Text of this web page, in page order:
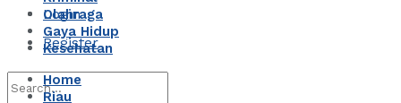
Login
Register
Olahraga
Gaya Hidup
Kesehatan
Home
Riau